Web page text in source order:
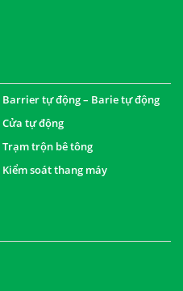
Barrier tự động – Barie tự động
Cửa tự động
Trạm trộn bê tông
Kiểm soát thang máy